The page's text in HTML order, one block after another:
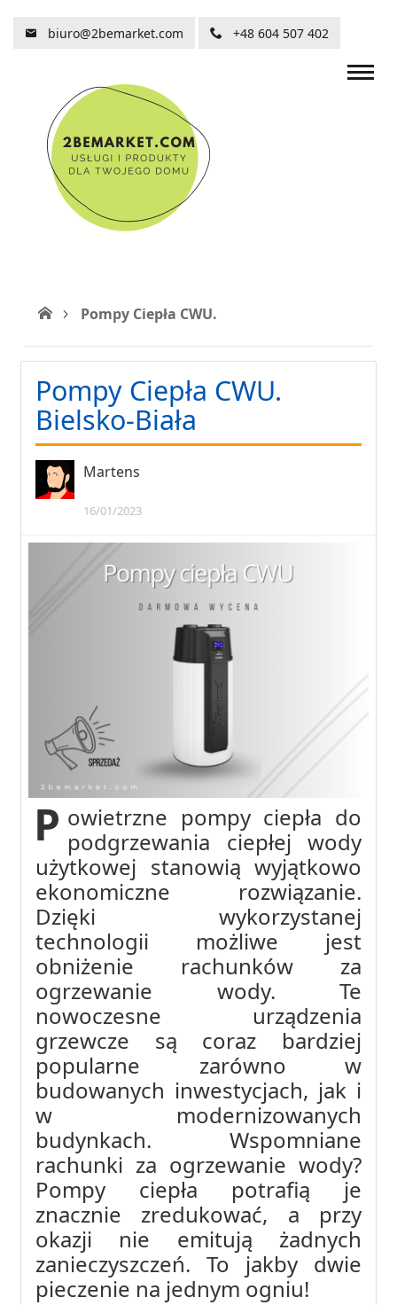
biuro@2bemarket.com +48 604 507 402
Pompy Ciepła CWU.
Pompy Ciepła CWU.
Bielsko-Biała
Martens
16/01/2023
P owietrzne pompy ciepła do
podgrzewania ciepłej wody
użytkowej stanowią wyjątkowo
ekonomiczne rozwiązanie.
Dzięki wykorzystanej
technologii możliwe jest
obniżenie rachunków za
ogrzewanie wody. Te
nowoczesne urządzenia
grzewcze są coraz bardziej
popularne zarówno w
budowanych inwestycjach, jak i
w modernizowanych
budynkach. Wspomniane
rachunki za ogrzewanie wody?
Pompy ciepła potrafią je
znacznie zredukować, a przy
okazji nie emitują żadnych
zanieczyszczeń. To jakby dwie
pieczenie na jednym ogniu!